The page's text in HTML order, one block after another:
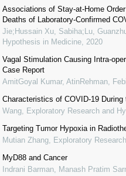
Associations of Stay-at-Home
Deaths of Laboratory-Confirmed
Jie;Hussain Xu, Sabiha;Lu,
Hypothesis in Medicine 2020
Vagal Stimulation Causing Intra-
Case Report
AmitGoyal Kumar, AtinRehman,
Characteristics of COVID-19
Wang Exploratory Research and
Targeting Tumor Hypoxia in
Mutian Zhang Exploratory
MyD88 and Cancer
Indrani Barman, Manash Pratim